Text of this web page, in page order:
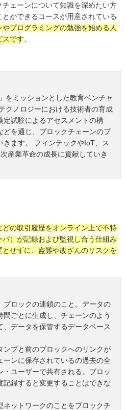
ェーンについて知識を深めたい方
ができるコースが用意されている
プログラミングの勉強を始める人
スです。
をミッションとした教育ベンチャ
クノロジーにおける技術者の育成
定試験によるアセスメントの構
どを通じ、ブロックチェーンのプ
きます。 フィンテックやIoT、ス
産業革命の成長に貢献していき
どの取引履歴をオンライン上で不特
）が記録および監視し合う仕組み
せずに、盗難や改ざんのリスクを
ブロックの連鎖のこと。データの
ごとに生成し、チェーンのよう
データを保管するデータベース
ンプと前のブロックへのリンクが
ンに保存されているの過去の全
ユーザーで共有される。ブロッ
記録すると変更することはできな
ットワークのことをブロックチ